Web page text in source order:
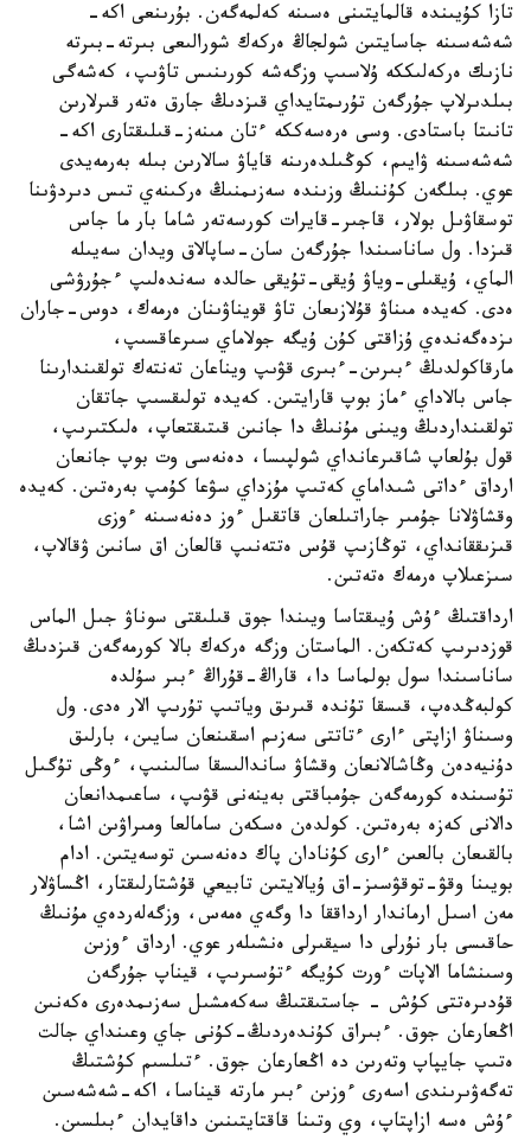
تازا كۇيىندە قالمايتىنى ەسىنە كەلمەگەن. بۇرىنعى اكە-
شەشەسىنە جاسايتىن شولجاڭ ەركەك شورالىعى بىرتە-بىرتە
نازىك ەركەلىككە ۇلاسىپ وزگەشە كورىنىس تاۋىپ، كەشەگى
بىلدىرلاپ جۇرگەن تۇرىمتايداي قىزدىڭ جارق ەتەر قىرلارىن
تانىتا باستادى. وسى ەرەسەككە ءتان مىنەز-قىلىقتارى اكە-
شەشەسىنە ۋايىم، كوڭىلدەرىنە قاياۋ سالارىن بىلە بەرمەيدى
عوي. بىلگەن كۇننىڭ وزىندە سەزىمنىڭ ەركىنەي تىس دىردۋىنا
توسقاۋىل بولار، قاجىر-قايرات كورسەتەر شاما بار ما جاس
قىزدا. ول ساناسىندا جۇرگەن سان-ساپالاق ويدان سەيىلە
الماي، ۇيقىلى-وياۋ ۇيقى-تۇيقى حالدە سەندەلىپ ءجۇرۋشى
ەدى. كەيدە مىناۋ قۇلازىعان تاۋ قويناۋىنان ەرمەك، دوس-جاران
ىزدەگەندەي ۇزاقتى كۇن ۇيگە جولاماي سىرعاقسىپ،
مارقاكولدىڭ ءبىرىن-ءبىرى قۋىپ ويناعان تەنتەك تولقىندارىنا
جاس بالاداي ءماز بوپ قارايتىن. كەيدە تولىقسىپ جاتقان
تولقىنداردىڭ ويىنى مۇنىڭ دا جانىن قىتىقتعاپ، ەلىكتىرىپ،
قول بۇلعاپ شاقىرعانداي شولپىسا، دەنەسى وت بوپ جانعان
ارداق ءداتى شىداماي كەتىپ مۇزداي سۋعا كۇمپ بەرەتىن. كەيدە
وقشاۋلانا جۇمىر جاراتىلعان قاتقىل ءوز دەنەسىنە ءوزى
قىزىققانداي، توڭازىپ قۇس ەتتەنىپ قالعان اق سانىن ۋقالاپ،
سىزعىلاپ ەرمەك ەتەتىن.
ارداقتىڭ ءۇش ۇيىقتاسا ويىندا جوق قىلىقتى سوناۋ جىل الماس
قوزدىرىپ كەتكەن. الماستان وزگە ەركەك بالا كورمەگەن قىزدىڭ
ساناسىندا سول بولماسا دا، قاراڭ-قۇراڭ ءبىر سۇلدە
كولبەڭدەپ، قىسقا تۇندە قىرىق وياتىپ تۇرىپ الار ەدى. ول
وسىناۋ ازاپتى ءارى ءتاتتى سەزىم اسقىنعان سايىن، بارلىق
دۇنيەدەن وڭاشالانعان وقشاۋ ساندالىسقا سالىنىپ، ءوڭى تۇگىل
تۇسىندە كورمەگەن جۇمباقتى بەينەنى قۋىپ، ساعىمدانعان
دالانى كەزە بەرەتىن. كولدەن ەسكەن سامالعا ومىراۋىن اشا،
بالقىعان بالعىن ءارى كۇنادان پاك دەنەسىن توسەيتىن. ادام
بويىنا وقۋ-توقۋسىز-اق ۇيالايتىن تابيعي قۇشتارلىقتار، اڭساۋلار
مەن اسىل ارماندار ارداققا دا وگەي ەمەس، وزگەلەردەي مۇنىڭ
حاقىسى بار نۇرلى دا سيقىرلى ەنشىلەر عوي. ارداق ءوزىن
وسىنشاما الاپات ءورت كۇيگە ءتۇسىرىپ، قيناپ جۇرگەن
قۇدىرەتتى كۇش - جاستىقتىڭ سەكەمشىل سەزىمدەرى ەكەنىن
اڭعارعان جوق. ءبىراق كۇندەردىڭ-كۇنى جاي وعىنداي جالت
ەتىپ جايپاپ وتەرىن دە اڭعارعان جوق. ءتىلسىم كۇشتىڭ
تەگەۋىرىندى اسەرى ءوزىن ءبىر مارتە قيناسا، اكە-شەشەسىن
ءۇش ەسە ازاپتاپ، وي وتىنا قاقتايتىنىن داقايدان ءبىلسىن.